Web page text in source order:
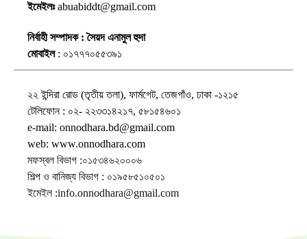
ইমেইলঃabuabiddt@gmail.com
নির্বাহী সম্পাদক : সৈয়দ এনামুল হুদা
মোবাইল: ০১৭৭৭০৫৫৩৯১
২২ ইন্দিরা রোড (তৃতীয় তলা), ফার্মগেট, তেজগাঁও, ঢাকা -১২১৫
টেলিফোন : ০২- ২২৩৩১৪২১৭, ৫৮১৫৪৬০১
e-mail: onnodhara.bd@gmail.com
web: www.onnodhara.com
মফস্বল বিভাগ :০১৫৩৪৬২০০০৬
শিল্প ও বানিজ্য বিভাগ : ০১৯৫৮৫১০৫০১
ইমেইল :info.onnodhara@gmail.com